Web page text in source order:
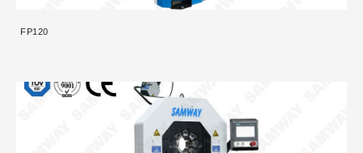
FP120